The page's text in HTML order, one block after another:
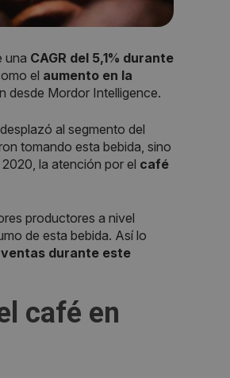
una CAGR del 5,1% durante
el aumento en la
desde Mordor Intelligence.
al segmento del
tomando esta bebida, sino
la atención por el café
productores a nivel
de esta bebida. Así lo
durante este
café en